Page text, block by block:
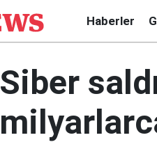
Haberler
Siber